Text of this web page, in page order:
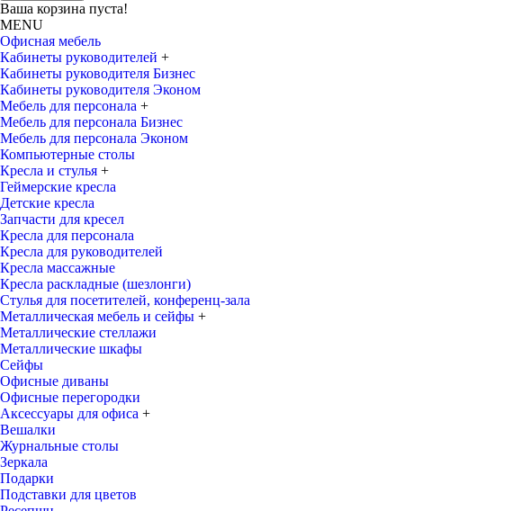
Ваша корзина пуста!
MENU
Офисная мебель
Кабинеты руководителей +
Кабинеты руководителя Бизнес
Кабинеты руководителя Эконом
Мебель для персонала +
Мебель для персонала Бизнес
Мебель для персонала Эконом
Компьютерные столы
Кресла и стулья +
Геймерские кресла
Детские кресла
Запчасти для кресел
Кресла для персонала
Кресла для руководителей
Кресла массажные
Кресла раскладные (шезлонги)
Стулья для посетителей, конференц-зала
Металлическая мебель и сейфы +
Металлические стеллажи
Металлические шкафы
Сейфы
Офисные диваны
Офисные перегородки
Аксессуары для офиса +
Вешалки
Журнальные столы
Зеркала
Подарки
Подставки для цветов